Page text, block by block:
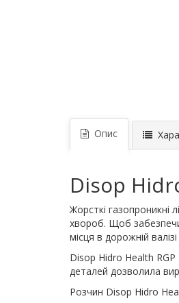
Опис
Disop
Жорсткі газопроникні
хвороб. Щоб
місця в дорожній
Disop Hidro Health
деталей дозволила
Розчин Disop Hidro